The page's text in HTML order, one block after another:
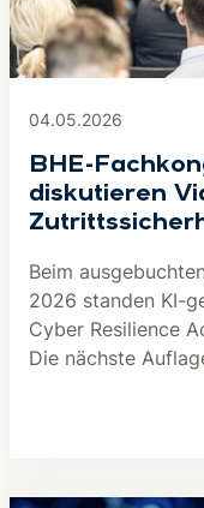
04.05.2026
BHE-
diskutieren
Beim
2026 standen KI-
Cyber Resilience
Die nächste